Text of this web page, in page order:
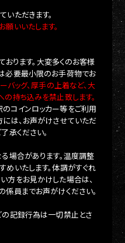
ただきます。
いいたします。
おります。大変多くのお客様
必要最小限のお手荷物でお
バッグ、厚手の上着など、大
持ち込みを禁止致します。
コインロッカー等をご利用
には、お声がけさせていただ
承ください。
場合があります。温度調整
めいたします。体調がすぐれ
方をお見かけした場合は、
員までお声がけください。
の記録行為は一切禁止とさ